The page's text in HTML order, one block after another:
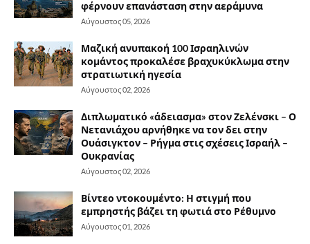
φέρνουν επανάσταση στην αεράμυνα
Αύγουστος 05, 2026
Μαζική ανυπακοή 100 Ισραηλινών
κομάντος προκαλέσε βραχυκύκλωμα στην
στρατιωτική ηγεσία
Αύγουστος 02, 2026
Διπλωματικό «άδειασμα» στον Ζελένσκι – Ο
Νετανιάχου αρνήθηκε να τον δει στην
Ουάσιγκτον – Ρήγμα στις σχέσεις Ισραήλ –
Ουκρανίας
Αύγουστος 02, 2026
Βίντεο ντοκουμέντο: Η στιγμή που
εμπρηστής βάζει τη φωτιά στο Ρέθυμνο
Αύγουστος 01, 2026